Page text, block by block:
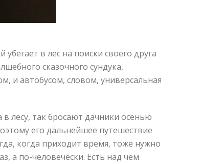
в лес на поиски своего друга
сказочного сундука,
и автобусом, словом, универсальная
в лесу, так бросают дачники осенью
его дальнейшее путешествие
когда приходит время, тоже нужно
а по-человечески. Есть над чем